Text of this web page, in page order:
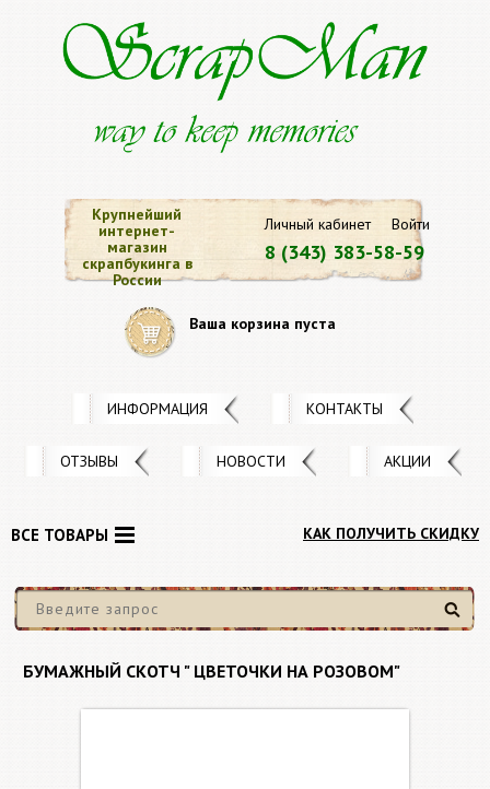
Личный кабинет Войти
8 (343) 383-58-59
Крупнейший
интернет-
магазин
скрапбукинга в
России
Ваша корзина пуста
ИНФОРМАЦИЯ КОНТАКТЫ
ОТЗЫВЫ НОВОСТИ АКЦИИ
КАК ПОЛУЧИТЬ СКИДКУ
Найти
ВСЕ ТОВАРЫ
БУМАЖНЫЙ СКОТЧ " ЦВЕТОЧКИ НА РОЗОВОМ"